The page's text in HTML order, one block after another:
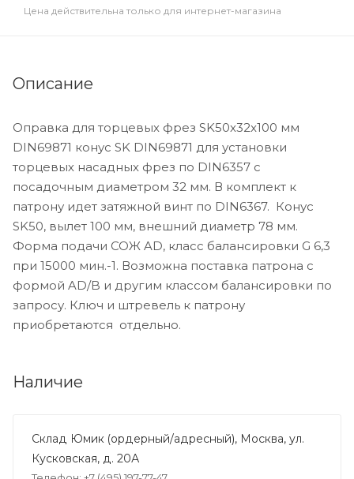
Цена действительна только для интернет-магазина
Описание
Оправка для торцевых фрез SK50x32x100 мм
DIN69871 конус SK DIN69871 для установки
торцевых насадных фрез по DIN6357 с
посадочным диаметром 32 мм. В комплект к
патрону идет затяжной винт по DIN6367. Конус
SK50, вылет 100 мм, внешний диаметр 78 мм.
Форма подачи СОЖ AD, класс балансировки G 6,3
при 15000 мин.-1. Возможна поставка патрона с
формой AD/B и другим классом балансировки по
запросу. Ключ и штревель к патрону
приобретаются отдельно.
Наличие
Склад Юмик (ордерный/адресный), Москва, ул.
Кусковская, д. 20А